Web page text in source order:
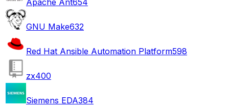
GNU Make632
Red Hat Ansible Automation Platform598
zx400
Siemens EDA384